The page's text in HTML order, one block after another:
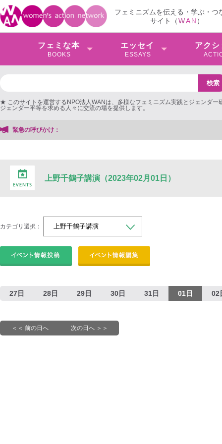
フェミニズムを伝える・学ぶ・つ
サイト（WAN ）
フェミな本
BOOKS
エッセイ
ESSAYS
アクシ
★ このサイトを運営するNPO法人WANは、多様なフェミニズム実践とジェンダー
ジェンダー平等を求める人々に交流の場を提供します。
緊急の呼びかけ：
上野千鶴子講演（2023年02月01日）
カテゴリ選択：
27日 28日 29日 30日 31日 01日 02
＜＜ 前の日へ 次の日へ ＞＞